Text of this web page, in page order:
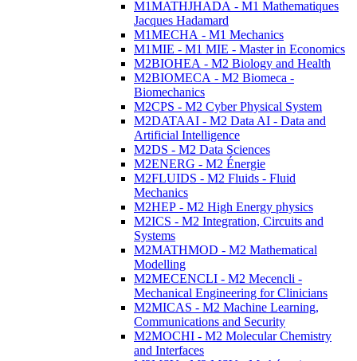
M1MATHJHADA - M1 Mathematiques
Jacques Hadamard
M1MECHA - M1 Mechanics
M1MIE - M1 MIE - Master in Economics
M2BIOHEA - M2 Biology and Health
M2BIOMECA - M2 Biomeca -
Biomechanics
M2CPS - M2 Cyber Physical System
M2DATAAI - M2 Data AI - Data and
Artificial Intelligence
M2DS - M2 Data Sciences
M2ENERG - M2 Énergie
M2FLUIDS - M2 Fluids - Fluid
Mechanics
M2HEP - M2 High Energy physics
M2ICS - M2 Integration, Circuits and
Systems
M2MATHMOD - M2 Mathematical
Modelling
M2MECENCLI - M2 Mecencli -
Mechanical Engineering for Clinicians
M2MICAS - M2 Machine Learning,
Communications and Security
M2MOCHI - M2 Molecular Chemistry
and Interfaces